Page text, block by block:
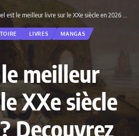
est le meilleur livre sur le XXe siècle en 2026 ? Decouvrez nos 4 selections
LIVRES
MANGAS
meilleur
XXe siècle
Decouvrez